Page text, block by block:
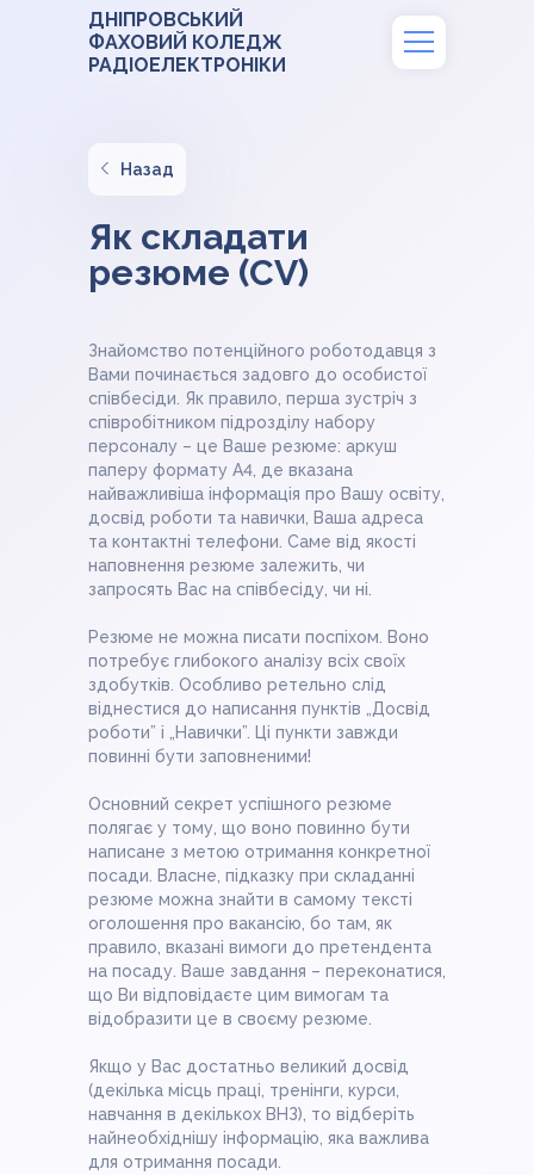
ДНІПРОВСЬКИЙ
ФАХОВИЙ КОЛЕДЖ
РАДІОЕЛЕКТРОНІКИ
Назад
Як складати
резюме (CV)
Знайомство потенційного роботодавця з
Вами починається задовго до особистої
співбесіди. Як правило, перша зустріч з
співробітником підрозділу набору
персоналу – це Ваше резюме: аркуш
паперу формату А4, де вказана
найважливіша інформація про Вашу освіту,
досвід роботи та навички, Ваша адреса
та контактні телефони. Саме від якості
наповнення резюме залежить, чи
запросять Вас на співбесіду, чи ні.
Резюме не можна писати поспіхом. Воно
потребує глибокого аналізу всіх своїх
здобутків. Особливо ретельно слід
віднестися до написання пунктів „Досвід
роботи” і „Навички”. Ці пункти завжди
повинні бути заповненими!
Основний секрет успішного резюме
полягає у тому, що воно повинно бути
написане з метою отримання конкретної
посади. Власне, підказку при складанні
резюме можна знайти в самому тексті
оголошення про вакансію, бо там, як
правило, вказані вимоги до претендента
на посаду. Ваше завдання – переконатися,
що Ви відповідаєте цим вимогам та
відобразити це в своєму резюме.
Якщо у Вас достатньо великий досвід
(декілька місць праці, тренінги, курси,
навчання в декількох ВНЗ), то відберіть
найнеобхіднішу інформацію, яка важлива
для отримання посади.